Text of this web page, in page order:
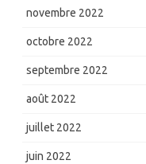
novembre 2022
octobre 2022
septembre 2022
août 2022
juillet 2022
juin 2022